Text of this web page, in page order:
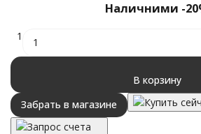
Наличними -
1
В корзину
Забрать в магазине
Купить
Запрос счета